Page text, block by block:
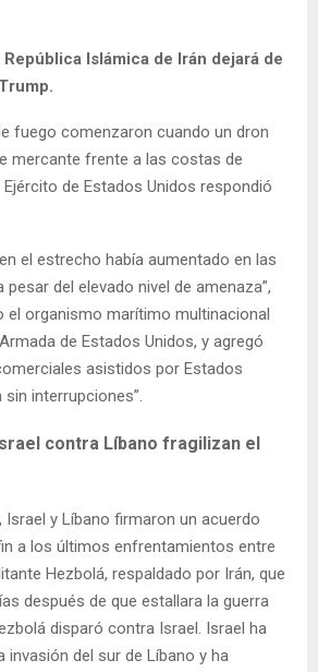
República Islámica de Irán dejará de
fuego comenzaron cuando un dron
mercante frente a las costas de
Ejército de Estados Unidos respondió
el estrecho había aumentado en las
pesar del elevado nivel de amenaza”,
el organismo marítimo multinacional
de Estados Unidos, y agregó
asistidos por Estados
interrupciones”.
contra Líbano fragilizan el
Israel y Líbano firmaron un acuerdo
a los últimos enfrentamientos entre
Hezbolá, respaldado por Irán, que
después de que estallara la guerra
disparó contra Israel. Israel ha
invasión del sur de Líbano y ha